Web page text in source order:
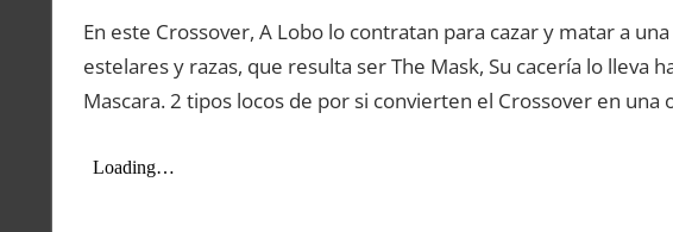
En este Crossover, A Lobo lo contratan para cazar y matar a
estelares y razas, que resulta ser The Mask, Su cacería lo lleva
Mascara. 2 tipos locos de por si convierten el Crossover en una